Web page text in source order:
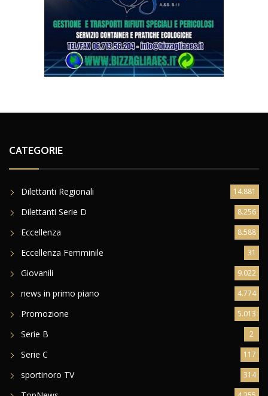
CATEGORIE
Dilettanti Regionali 14.881
Dilettanti Serie D 8.256
Eccellenza 8.588
Eccellenza Femminile 31
Giovanili 9.022
news in primo piano 4.774
Promozione 5.013
Serie B 2
Serie C 117
sportinoro TV 314